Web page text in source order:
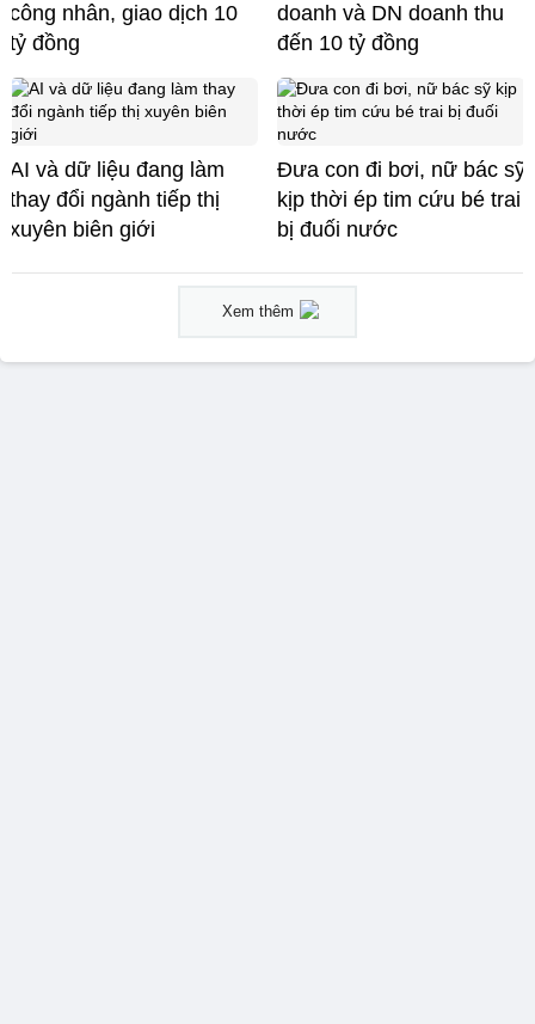
công nhân, giao dịch 10
tỷ đồng
doanh và DN doanh thu
đến 10 tỷ đồng
AI và dữ liệu đang làm
thay đổi ngành tiếp thị
xuyên biên giới
Đưa con đi bơi, nữ bác sỹ
kịp thời ép tim cứu bé trai
bị đuối nước
Xem thêm